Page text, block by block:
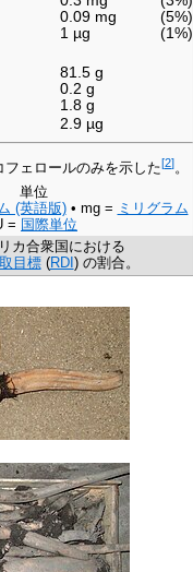
(5%)
0.09 mg
(1%)
1 µg
81.5 g
0.2 g
1.8 g
2.9 µg
ェロールのみを示した[2]。
単位
(英語版)• mg = ミリグラム
= 国際単位
カ合衆国における
目標(RDI ) の割合。